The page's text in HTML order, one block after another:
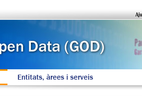
Entitats, àrees i serveis